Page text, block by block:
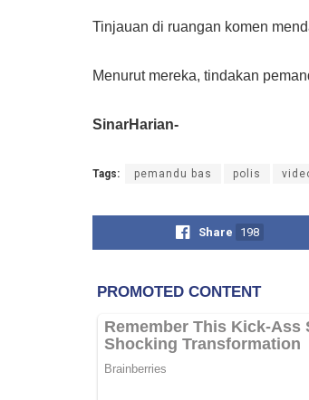
Tinjauan di ruangan komen
Menurut mereka, tindakan
SinarHarian-
Tags: pemandu bas polis
Share 198